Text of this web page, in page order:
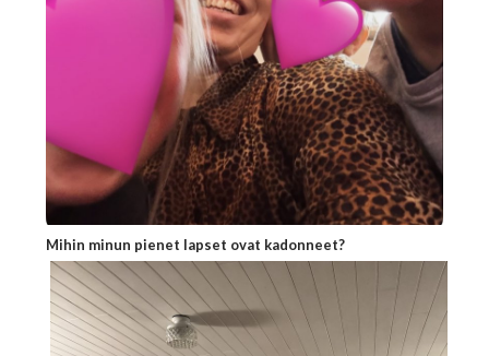
Mihin minun pienet lapset ovat kadonneet?